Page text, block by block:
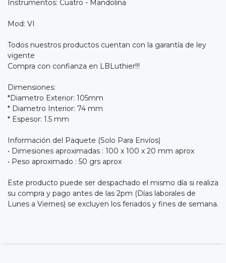
Instrumentos: Cuatro - Mandolina
Mod: VI
Todos nuestros productos cuentan con la garantía de ley
vigente
Compra con confianza en LBLuthier!!!
Dimensiones:
*Diametro Exterior: 105mm
* Diametro Interior: 74 mm
* Espesor: 1.5 mm
Información del Paquete (Solo Para Envíos)
• Dimesiones aproximadas : 100 x 100 x 20 mm aprox
• Peso aproximado : 50 grs aprox
Este producto puede ser despachado el mismo día si realiza
su compra y pago antes de las 2pm (Días laborales de
Lunes a Viernes) se excluyen los feriados y fines de semana.